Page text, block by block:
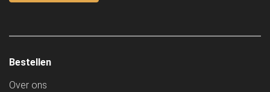
Bestellen
Over ons